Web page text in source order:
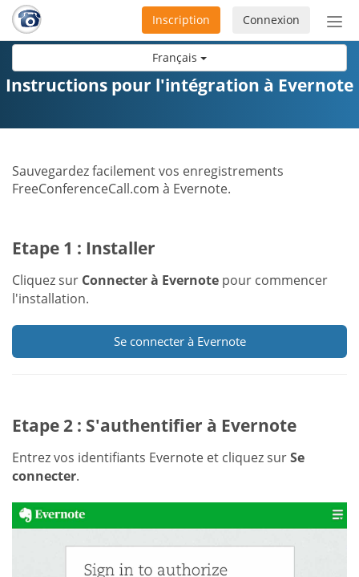
Français
ou
la
Connexion
Inscription
Instructions pour l'intégration à Evernote
Sauvegardez facilement vos enregistrements
FreeConferenceCall.com à Evernote.
Etape 1 : Installer
Cliquez sur Connecter à Evernote pour commencer
l'installation.
Se connecter à Evernote
Etape 2 : S'authentifier à Evernote
Entrez vos identifiants Evernote et cliquez surSe
connecter.